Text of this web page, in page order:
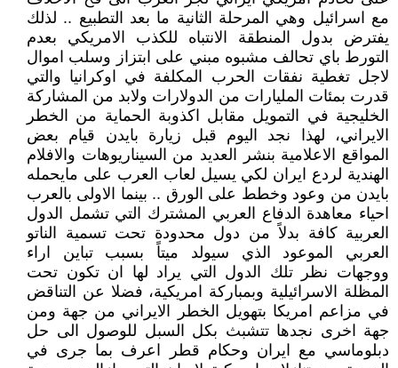
مع اسرائيل وهي المرحلة الثانية ما بعد التطبيع .. لذلك
يفترض بدول المنطقة الانتباه للكذب الامريكي بعدم
التورط باي تحالف مشبوه مبني على ابتزاز وسلب اموال
لاجل تغطية نفقات الحرب المكلفة في اوكرانيا والتي
قدرت بمئات المليارات من الدولارات ولابد من المشاركة
الخليجية في التمويل مقابل اكذوبة الحماية من الخطر
الايراني، لهذا نجد اليوم قبل زيارة بايدن قيام بعض
المواقع الاعلامية بنشر العديد من السيناريوهات والافلام
الهندية لردع ايران لكي يسيل لعاب العرب على مايحمله
بايدن من وعود وخطط على الورق .. بينما الاولى بالعرب
احياء معاهدة الدفاع العربي المشترك التي تشمل الدول
العربية كافة بدلاً من دول محدودة تحت تسمية الناتو
العربي الموعود الذي سيولد ميتاً بسبب تباين اراء
ووجهات نظر تلك الدول التي يراد لها ان تكون تحت
المظلة الاسرائيلية وبمباركة امريكية، فضلا عن التناقض
في مزاعم امريكا بتهويل الخطر الايراني من جهة ومن
جهة اخرى نجدها تتشبث بكل السبل للوصول الى حل
دبلوماسي مع ايران وحكام قطر اعرف بما جرى في